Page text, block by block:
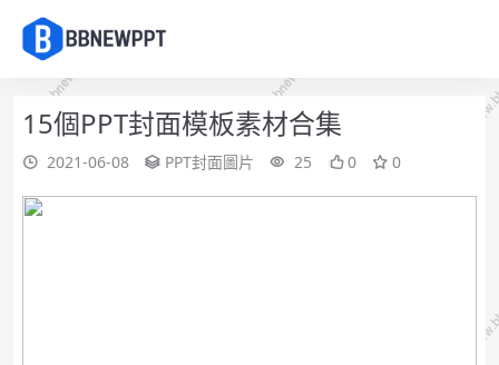
15個PPT封面模板素材合集
2021-06-08 PPT封面圖片 25 0 0